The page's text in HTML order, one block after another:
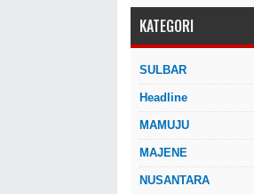
KATEGORI
SULBAR
Headline
MAMUJU
MAJENE
NUSANTARA